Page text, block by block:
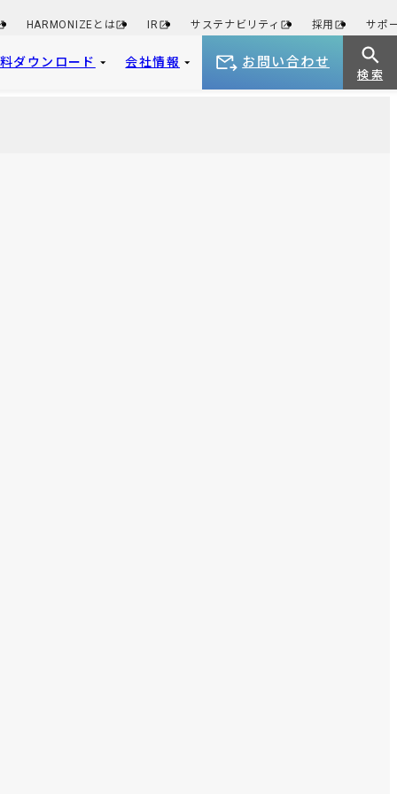
HARMONIZEとは IR サステナビリティ 採用 サポ
ダウンロード 会社情報 お問い合わせ
検 索